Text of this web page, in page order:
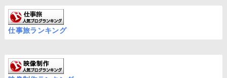
仕事旅ランキング